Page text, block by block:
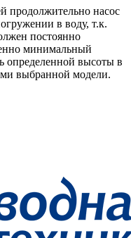
продолжительно насос
в воду, т.к.
постоянно
минимальный
определенной высоты в
выбранной модели.